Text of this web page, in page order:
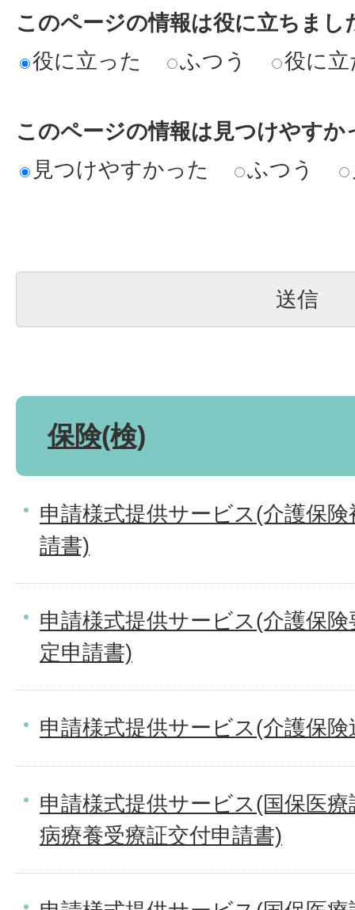
このページの情報は役に立ちまし
役に立った
ふつう 役に
このページの情報は見つけやすか
見つけやすかった
ふつう
保険(検)
申請様式提供サービス(介護保
請書)
申請様式提供サービス(介護保
定申請書)
申請様式提供サービス(介護保
申請様式提供サービス(国保医
病療養受療証交付申請書)